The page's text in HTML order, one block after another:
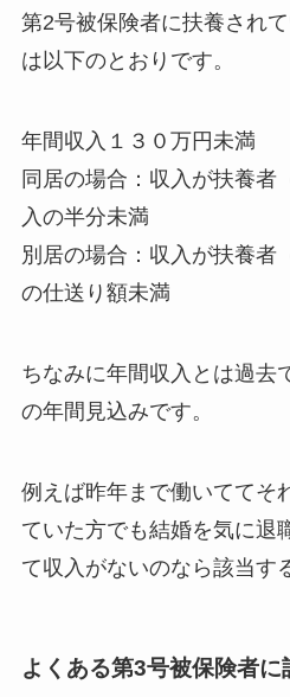
第2号被保険者に扶養され
は以下のとおりです。
年間収入１３０万円未満
同居の場合：収入が扶養者
入の半分未満
別居の場合：収入が扶養者
の仕送り額未満
ちなみに年間収入とは過去
の年間見込みです。
例えば昨年まで働いててそ
ていた方でも結婚を気に退
て収入がないのなら該当す
よくある第3号被保険者に